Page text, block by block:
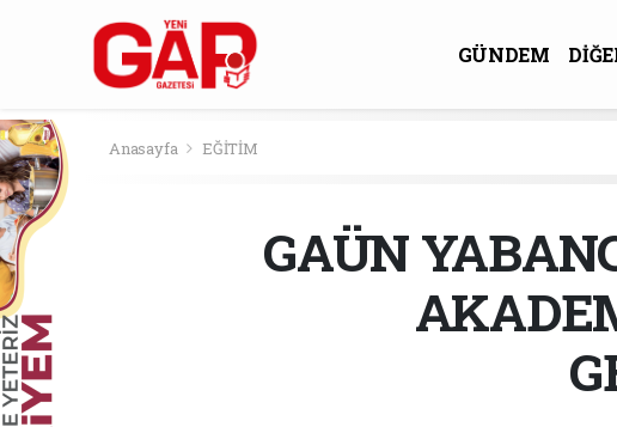
GÜNDEM
Anasayfa EĞİTİM
GAÜN